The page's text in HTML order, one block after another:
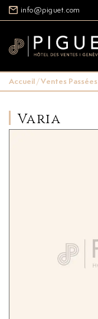
info@piguet.com
Accueil/Ventes Passées
Varia